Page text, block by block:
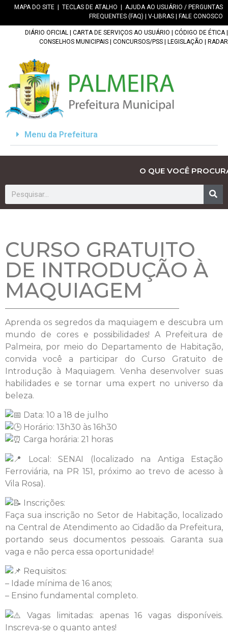
MAPA DO SITE TECLAS DE ATALHO
AJUDA AO USUÁRIO / PERGUNTAS
FREQUENTES (FAQ)
V-LIBRAS FALE CONOSCO
DIÁRIO OFICIAL CARTA DE SERVIÇOS AO USUÁRIO CÓDIGO DE ÉTICA|
CONSELHOS MUNICIPAIS
CONCURSOS/PSS LEGISLAÇÃO RADAR
Menu da Prefeitura
O QUE VOCÊ
CURSO GRATUITO
DE INTRODUÇÃO À
MAQUIAGEM
Aprenda os segredos da maquiagem e descubra um
mundo de cores e possibilidades! A Prefeitura de
Palmeira, por meio do Departamento de Habitação,
convida você a participar do Curso Gratuito de
Introdução à Maquiagem. Venha desenvolver suas
habilidades e se tornar uma expert no universo da
beleza.
Data: 10 a 18 de julho
Horário: 13h30 às 16h30
Carga horária: 21 horas
Local: SENAI (localizado na Antiga Estação
Ferroviária, na PR 151, próximo ao trevo de acesso à
Vila Rosa).
Inscrições:
Faça sua inscrição no Setor de Habitação, localizado
na Central de Atendimento ao Cidadão da Prefeitura,
portando seus documentos pessoais. Garanta sua
vaga e não perca essa oportunidade!
Requisitos:
– Idade mínima de 16 anos;
– Ensino fundamental completo.
Vagas limitadas: apenas 16 vagas disponíveis.
Inscreva-se o quanto antes!